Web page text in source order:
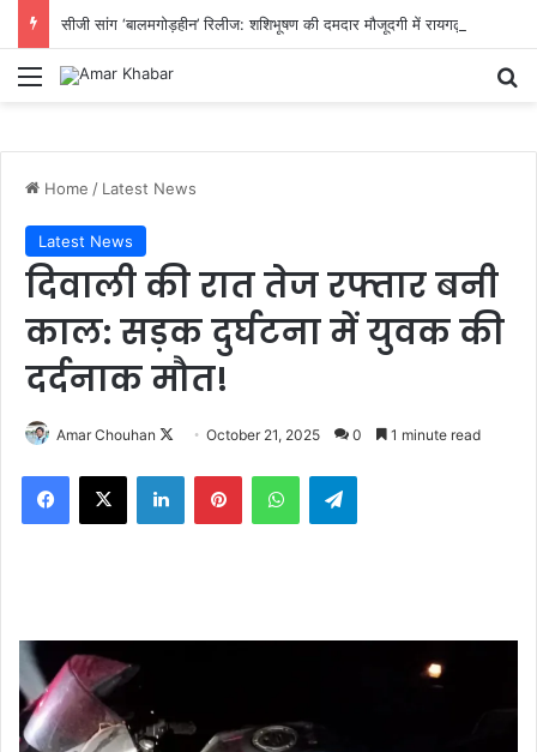
Menu
Home / Latest News
Latest News
दिवाली की रात तेज रफ्तार बनी
काल: सड़क दुर्घटना में युवक की
दर्दनाक मौत!
Amar Chouhan
FollowOctober 21, 2025 0 1 minute read
Facebook
X LinkedInPinterestWhatsAppTelegram